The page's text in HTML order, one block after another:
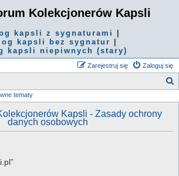
Kolekcjonerów Kapsli
kapsli z sygnaturami
kapsli bez sygnatur
kapsli niepiwnych (stary)
Zaloguj się
Zarejestruj się
tematy
Kapsli - Zasady ochrony
danych osobowych